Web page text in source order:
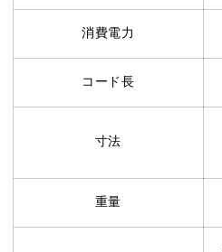
ッ
ク
ー
本
体
消費電力
コード長
寸法
重量